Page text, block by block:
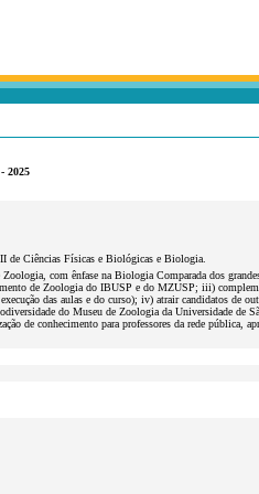
2025
II de Ciências Físicas e Biológicas e Biologia.
com ênfase na Biologia Comparada dos
de Zoologia do IBUSP e do MZUSP; iii)
das aulas e do curso); iv) atrair candidatos de
do Museu de Zoologia da Universidade de
de conhecimento para professores da rede pública,